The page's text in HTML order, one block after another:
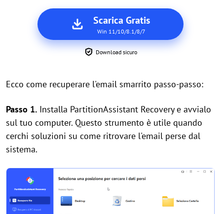
Scarica Gratis
Win 11/10/8.1/8/7
Download sicuro
Ecco come recuperare l'email smarrito passo-passo:
Passo 1. Installa PartitionAssistant Recovery e avvialo
sul tuo computer. Questo strumento è utile quando
cerchi soluzioni su come ritrovare l'email perse dal
sistema.